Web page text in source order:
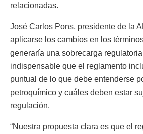
relacionadas.
José Carlos Pons, presidente de la
aplicarse los cambios en los
generaría una sobrecarga
indispensable que el reglamento
puntual de lo que debe entenderse
petroquímico y cuáles deben estar
regulación.
“Nuestra propuesta clara es que el